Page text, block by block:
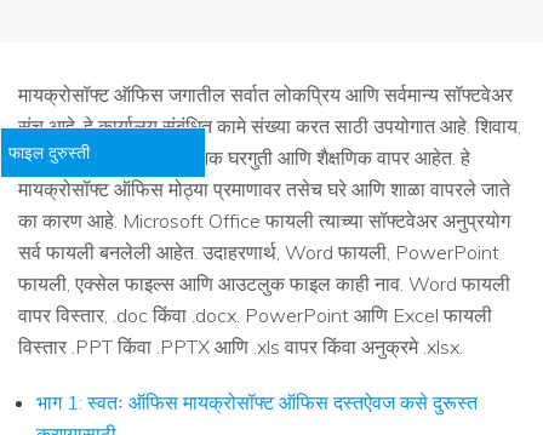
मायक्रोसॉफ्ट ऑफिस जगातील सर्वात लोकप्रिय आणि सर्वमान्य सॉफ्टवेअर
संच आहे. हे कार्यालय संबंधित कामे संख्या करत साठी उपयोगात आहे. शिवाय,
तसेच या सॉफ्टवेअर संच अनेक घरगुती आणि शैक्षणिक वापर आहेत. हे
मायक्रोसॉफ्ट ऑफिस मोठ्या प्रमाणावर तसेच घरे आणि शाळा वापरले जाते
का कारण आहे. Microsoft Office फायली त्याच्या सॉफ्टवेअर अनुप्रयोग
सर्व फायली बनलेली आहेत. उदाहरणार्थ, Word फायली, PowerPoint
फायली, एक्सेल फाइल्स आणि आउटलुक फाइल काही नाव. Word फायली
वापर विस्तार, .doc किंवा .docx. PowerPoint आणि Excel फायली
विस्तार .PPT किंवा .PPTX आणि .xls वापर किंवा अनुक्रमे .xlsx.
भाग 1: स्वतः ऑफिस मायक्रोसॉफ्ट ऑफिस दस्तऐवज कसे दुरूस्त
फाइल दुरुस्ती